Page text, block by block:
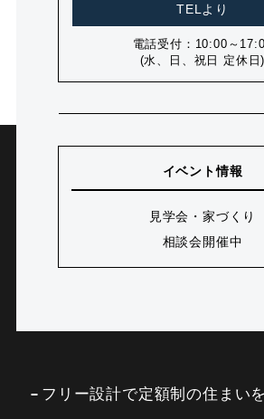
TELより
電話受付：10:00～
(水、日、祝日 定休日)
イベント情報
見学会・家づくり
相談会開催中
フリー設計で定額制の住まい